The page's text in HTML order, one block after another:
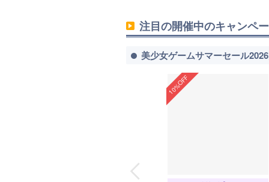
注目の開催中のキャンペ
美少女ゲームサマーセール
10%OFF